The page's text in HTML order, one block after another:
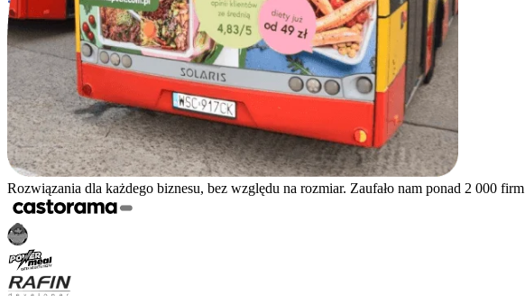
Rozwiązania dla każdego biznesu, bez względu na rozmiar. Zaufało nam ponad 2 000 firm